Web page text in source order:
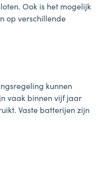
Ook is het mogelijk
op verschillende
kunnen
vaak binnen vijf jaar
Vaste batterijen zijn